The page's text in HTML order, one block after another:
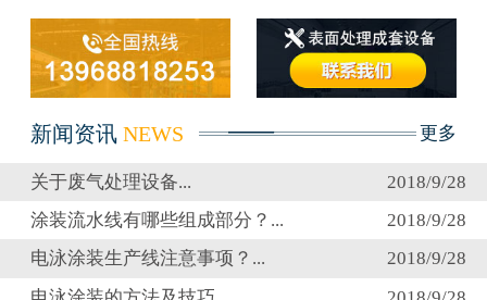
新闻资讯 NEWS 更多
关于废气处理设备...
2018/9/28
涂装流水线有哪些组成部分？...
2018/9/28
电泳涂装生产线注意事项？...
2018/9/28